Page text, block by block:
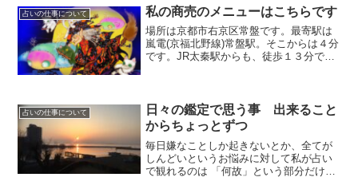
う。ここでは自分なりの、占いというも
のへの考えを書いてみる。...
占いの仕事について 私の商売のメニューはこちらです
場所は京都市右京区常盤です。最寄駅は
嵐電(京福北野線)常盤駅。そこからは４分
です。JR太秦駅からも、徒歩１３分です
相を観て参考にしま...
占いの仕事について
日々の鑑定で思う事 出来ること
からちょっとずつ
毎日嫌なことしか起きないとか、全てが
しんどいというお悩みに対して私が占い
で観れるのは 「何故」という部分だけ。